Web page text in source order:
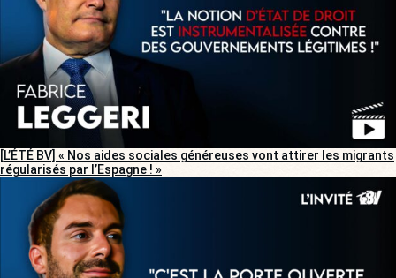
[L’ÉTÉ BV] « Nos aides sociales généreuses vont attirer les migrants
régularisés par l’Espagne ! »